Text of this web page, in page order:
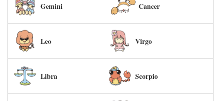
Gemini Cancer
Leo Virgo
Libra Scorpio